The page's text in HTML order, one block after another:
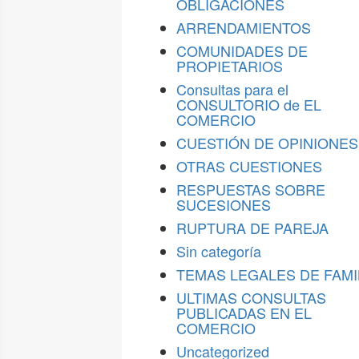
ARRENDAMIENTOS
COMUNIDADES DE
PROPIETARIOS
Consultas para el
CONSULTORIO de EL
COMERCIO
CUESTIÓN DE OPINIONES
OTRAS CUESTIONES
RESPUESTAS SOBRE
SUCESIONES
RUPTURA DE PAREJA
Sin categoría
TEMAS LEGALES DE
ULTIMAS CONSULTAS
PUBLICADAS EN EL
COMERCIO
Uncategorized